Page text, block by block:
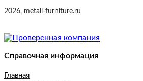
2026, metall-furniture.ru
Справочная информация
Главная